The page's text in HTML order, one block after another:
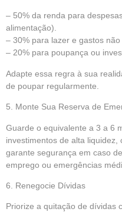
– 50% da renda para
alimentação).
– 30% para lazer e gastos não
– 20% para poupança ou
Adapte essa regra à sua
de poupar regularmente.
5. Monte Sua Reserva de
Guarde o equivalente a 3 a 6
investimentos de alta liquidez,
garante segurança em caso
emprego ou emergências
6. Renegocie Dívidas
Priorize a quitação de dívidas